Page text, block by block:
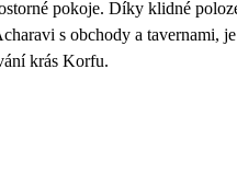
pokoje. Díky klidné
s obchody a tavernami,
krás Korfu.